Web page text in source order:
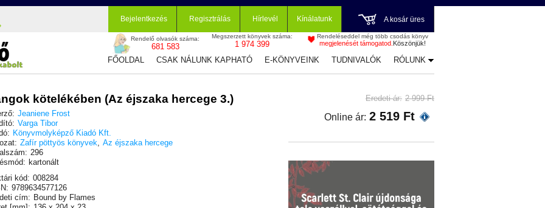
Bejelentkezés Regisztrálás Hírlevél Kínálatunk A kosár üres
Rendelő olvasók száma:
681 583
Megszerzett könyvek száma:
1 974 399
Rendeléseddel még több csodás könyv
megjelenését támogatod. Köszönjük!
FŐOLDAL CSAK NÁLUNK KAPHATÓ E-KÖNYVEINK TUDNIVALÓK RÓLUNK
kötelékében (Az éjszaka hercege 3.)
Jeaniene Frost
Varga Tibor
Könyvmolyképző Kiadó Kft.
Zafír pöttyös könyvek, Az éjszaka hercege
296
kartonált
kód: 008284
9789634577126
cím: Bound by Flames
Eredeti ár: 2 999 Ft
Online ár: 2 519 Ft